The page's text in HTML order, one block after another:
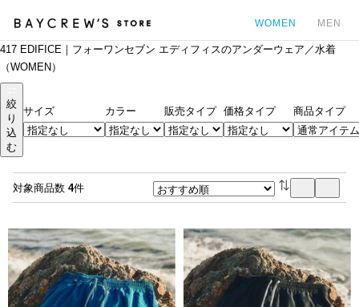
WOMEN MEN
417 EDIFICE｜フォーワンセブン エディフィスのアンダーウェア／水着
（WOMEN）
絞
り
込
む
サイズ カラー 販売タイプ 価格タイプ 商品タイプ
対象商品数 4件